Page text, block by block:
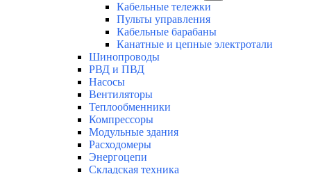
Кабельные тележки
Пульты управления
Кабельные барабаны
Канатные и цепные электротали
Шинопроводы
РВД и ПВД
Насосы
Вентиляторы
Теплообменники
Компрессоры
Модульные здания
Расходомеры
Энергоцепи
Складская техника